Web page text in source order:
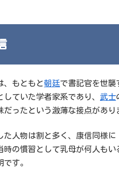
、もともと朝廷で書記官を世襲
ていた学者家系であり、 武士
だったという激薄な接点があり
た人物は割と多く、康信同様に
の慣習として乳母が何人も
す。